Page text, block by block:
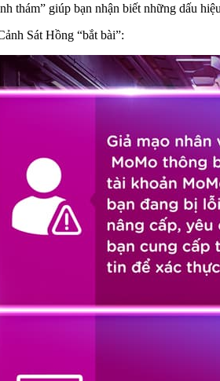
thám” giúp bạn nhận biết những dấu
Sát Hồng “bắt bài”: